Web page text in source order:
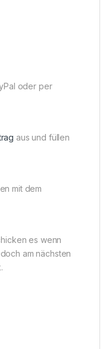
oder per
aus und füllen
mit dem
es wenn
am nächsten